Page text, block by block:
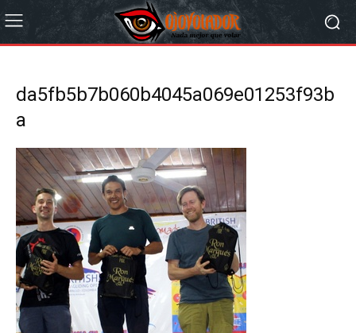
da5fb5b7b060b4045a069e01253f93b
a